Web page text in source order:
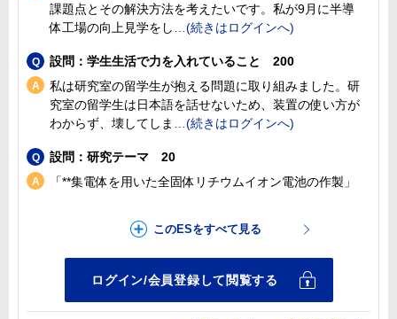
課題点とその解決方法を考えたいです。私が9月に半導
体工場の向上見学をし
設問：学生生活で力を入れていること 200
私は研究室の留学生が抱える問題に取り組みました。研
究室の留学生は日本語を話せないため、装置の使い方が
わからず、壊してしま
設問：研究テーマ 20
「**集電体を用いた全固体リチウムイオン電池の作製」